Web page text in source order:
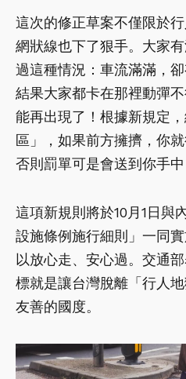
這次的修正草案不僅限於
網狀線也下了狠手。大家
過這種情況：車流滿滿，
結果大家都卡在那裡動彈
能再出現了！根據新規定
區」，如果前方擁擠，你
否則罰單可是會送到你手中
這項新規則將於10月1日與
設施條例施行細則」一同
以放心走、安心過。交通
標就是讓台灣脫離「行人
友善的國度。